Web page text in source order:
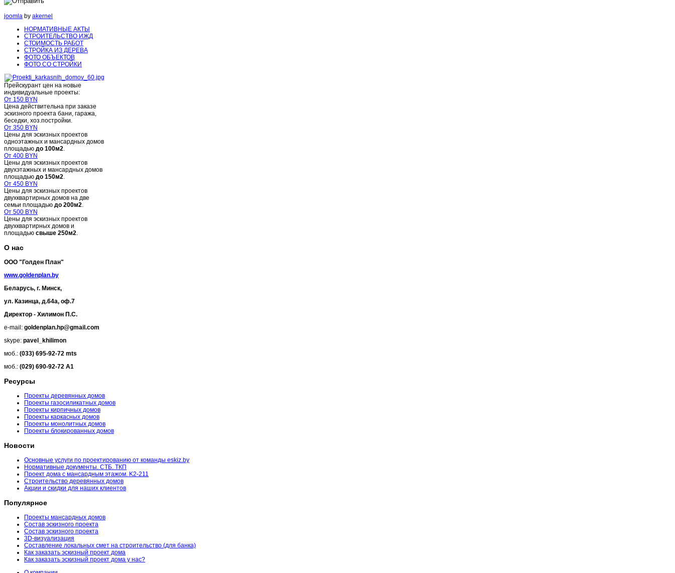
joomla by akernel
НОРМАТИВНЫЕ АКТЫ
СТРОИТЕЛЬСТВО ИЖД
СТОИМОСТЬ РАБОТ
СТРОЙКА ИЗ ДЕРЕВА
ФОТО ОБЪЕКТОВ
ФОТО СО СТРОЙКИ
Прейскурант цен на новые
индивидуальные проекты:
От 150 BYN
Цена действительна при заказе
эскизного проекта бани, гаража,
беседки, хоз.постройки.
От 350 BYN
Цены для эскизных проектов
одноэтажных и мансардных домов
площадью до 100м2.
От 400 BYN
Цены для эскизных проектов
двухэтажных и мансардных домов
площадью до 150м2.
От 450 BYN
Цены для эскизных проектов
двухквартирных домов на две
семьи площадью до 200м2.
От 500 BYN
Цены для эскизных проектов
двухквартирных домов и
площадью свыше 250м2.
О нас
ООО "Голден План"
www.goldenplan.by
Беларусь, г. Минск,
ул. Казинца, д.64а, оф.7
Директор - Хилимон П.С.
e-mail: goldenplan.hp@gmail.com
skype: pavel_khilimon
моб.: (033) 695-92-72 mts
моб.: (029) 690-92-72 A1
Ресурсы
Проекты деревянных домов
Проекты газосиликатных домов
Проекты кирпичных домов
Проекты каркасных домов
Проекты монолитных домов
Проекты блокированных домов
Новости
Основные услуги по проектированию от команды eskiz.by
Нормативные документы. СТБ. ТКП
Проект дома с мансардным этажом. K2-211
Строительство деревянных домов
Акции и скидки для наших клиентов
Популярное
Проекты мансардных домов
Состав эскизного проекта
Состав эскизного проекта
3D-визуализация
Составление локальных смет на строительство (для банка)
Как заказать эскизный проект дома
Как заказать эскизный проект дома у нас?